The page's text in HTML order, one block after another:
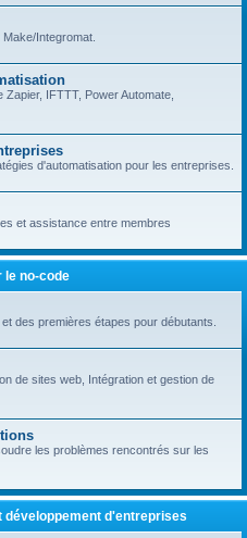
Integromat.
IFTTT, Power Automate,
d'automatisation pour les entreprises.
et assistance entre membres
le no-code
des premières étapes pour débutants.
de sites web, Intégration et gestion de
les problèmes rencontrés sur les
développement d'entreprises